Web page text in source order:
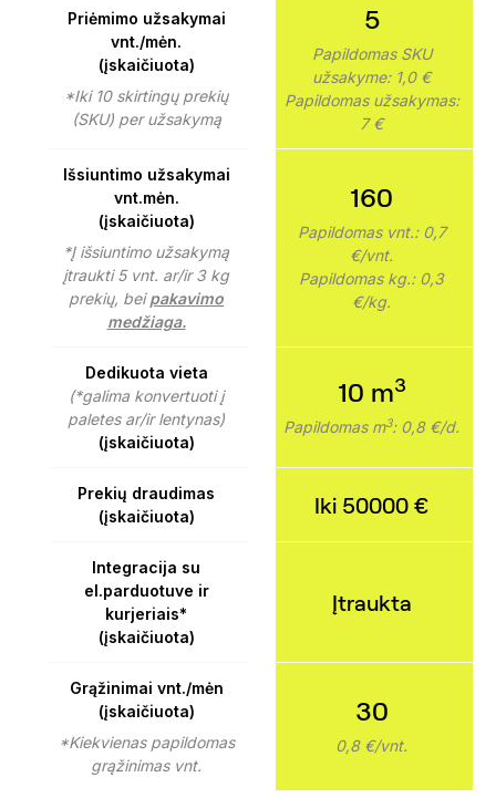
Priėmimo užsakymai
vnt./mėn.
(įskaičiuota)
*Iki 10 skirtingų prekių
(SKU) per užsakymą
5
Papildomas SKU
užsakyme: 1,0 €
Papildomas užsakymas:
7 €
Išsiuntimo užsakymai
vnt.mėn.
(įskaičiuota)
*Į išsiuntimo užsakymą
įtraukti 5 vnt. ar/ir 3 kg
prekių, beipakavimo
medžiaga.
160
Papildomas vnt.: 0,7
€/vnt.
Papildomas kg.: 0,3
€/kg.
Dedikuota vieta
(*galima konvertuoti į
paletes ar/ir lentynas)
(įskaičiuota)
10 m3
Papildomas m3: 0,8 €/d.
Prekių draudimas
(įskaičiuota)
Iki 50000 €
Integracija su
el.parduotuve ir
kurjeriais*
(įskaičiuota)
Įtraukta
Grąžinimai vnt./mėn
(įskaičiuota)
*Kiekvienas papildomas
grąžinimas vnt.
30
0,8 €/vnt.